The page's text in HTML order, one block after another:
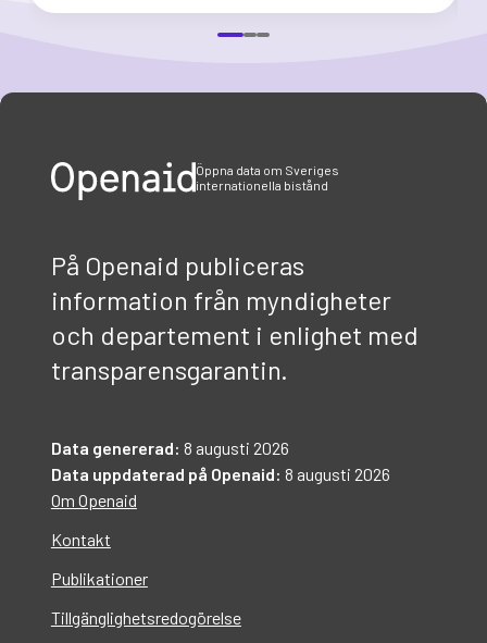
Öppna data om Sveriges
internationella bistånd
På Openaid publiceras
information från myndigheter
och departement i enlighet med
transparensgarantin.
Data genererad: 8 augusti 2026
Data uppdaterad på Openaid: 8 augusti 2026
Om Openaid
Kontakt
Publikationer
Tillgänglighetsredogörelse